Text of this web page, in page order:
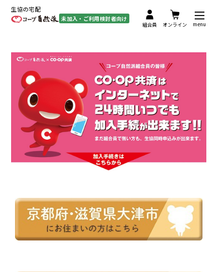
組合員 オンライン menu
生協の宅配
未加入・ご利用検討者向け